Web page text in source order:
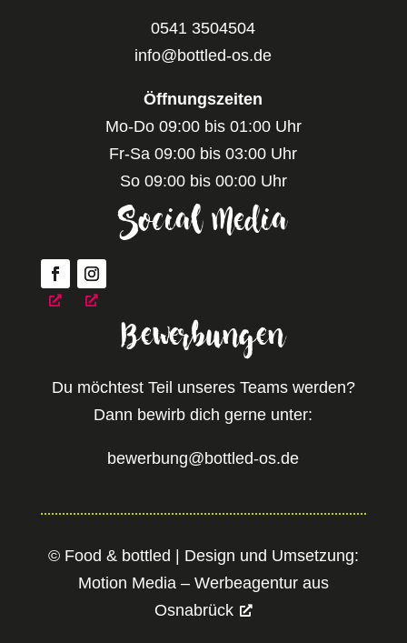
0541 3504504
info@bottled-os.de
Öffnungszeiten
Mo-Do 09:00 bis 01:00 Uhr
Fr-Sa 09:00 bis 03:00 Uhr
So 09:00 bis 00:00 Uhr
Social Media
Bewerbungen
Du möchtest Teil unseres Teams werden?
Dann bewirb dich gerne unter:
bewerbung@bottled-os.de
© Food & bottled | Design und Umsetzung:
Motion Media – Werbeagentur aus
Osnabrück